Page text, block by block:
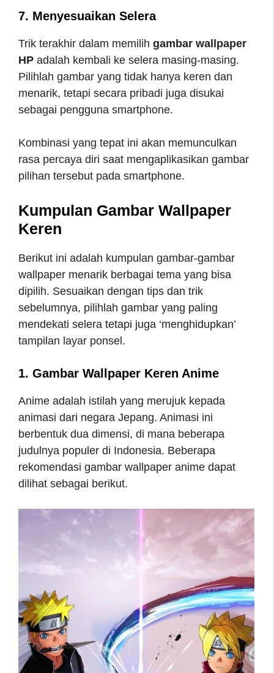
7. Menyesuaikan Selera
Trik terakhir dalam memilih gambar wallpaper
HP adalah kembali ke selera masing-masing.
Pilihlah gambar yang tidak hanya keren dan
menarik, tetapi secara pribadi juga disukai
sebagai pengguna smartphone.
Kombinasi yang tepat ini akan memunculkan
rasa percaya diri saat mengaplikasikan gambar
pilihan tersebut pada smartphone.
Kumpulan Gambar Wallpaper
Keren
Berikut ini adalah kumpulan gambar-gambar
wallpaper menarik berbagai tema yang bisa
dipilih. Sesuaikan dengan tips dan trik
sebelumnya, pilihlah gambar yang paling
mendekati selera tetapi juga ‘menghidupkan’
tampilan layar ponsel.
1. Gambar Wallpaper Keren Anime
Anime adalah istilah yang merujuk kepada
animasi dari negara Jepang. Animasi ini
berbentuk dua dimensi, di mana beberapa
judulnya populer di Indonesia. Beberapa
rekomendasi gambar wallpaper anime dapat
dilihat sebagai berikut.